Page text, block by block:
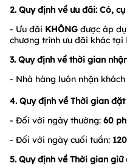
2. Quy định về ưu đãi: Có,
- Ưu đãi KHÔNG được áp
chương trình ưu đãi khác tại
3. Quy định về thời gian
- Nhà hàng luôn nhận khách
4. Quy định về Thời gian
- Đối với ngày thường: 60
- Đối với ngày cuối tuần:
5. Quy định về Thời gian giữ